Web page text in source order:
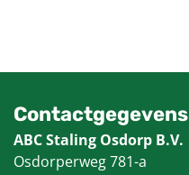
Contactgegevens
ABC Staling Osdorp B.V.
Osdorperweg 781-a